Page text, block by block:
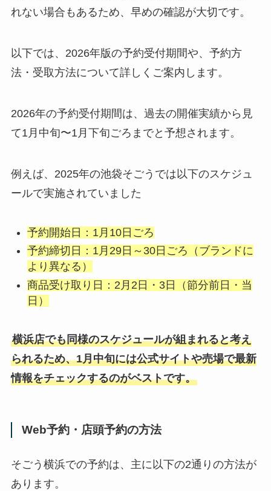
れない場合もあるため、早めの確認が大切です。
以下では、2026年版の予約受付期間や、予約方
法・受取方法について詳しくご案内します。
2026年の予約受付期間は、過去の開催実績から見
て1月中旬〜1月下旬ごろまでと予想されます。
例えば、2025年の池袋そごうでは以下のスケジュ
ールで実施されていました
予約開始日：1月10日ごろ
予約締切日：1月29日～30日ごろ（ブランドに
より異なる）
商品受け取り日：2月2日・3日（節分前日・当
日）
横浜店でも同様のスケジュールが組まれると考え
られるため、1月中旬には公式サイトや売場で最新
情報をチェックするのがベストです。
Web予約・店頭予約の方法
そごう横浜での予約は、主に以下の2通りの方法が
あります。